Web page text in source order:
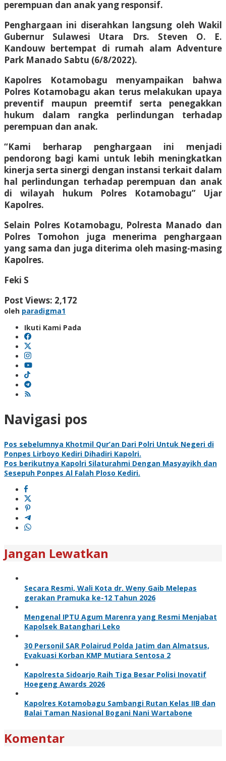
perempuan dan anak yang responsif.
Penghargaan ini diserahkan langsung oleh Wakil
Gubernur Sulawesi Utara Drs. Steven O. E.
Kandouw bertempat di rumah alam Adventure
Park Manado Sabtu (6/8/2022).
Kapolres Kotamobagu menyampaikan bahwa
Polres Kotamobagu akan terus melakukan upaya
preventif maupun preemtif serta penegakkan
hukum dalam rangka perlindungan terhadap
perempuan dan anak.
“Kami berharap penghargaan ini menjadi
pendorong bagi kami untuk lebih meningkatkan
kinerja serta sinergi dengan instansi terkait dalam
hal perlindungan terhadap perempuan dan anak
di wilayah hukum Polres Kotamobagu” Ujar
Kapolres.
Selain Polres Kotamobagu, Polresta Manado dan
Polres Tomohon juga menerima penghargaan
yang sama dan juga diterima oleh masing-masing
Kapolres.
Feki S
Post Views: 2,172
oleh paradigma1
Ikuti Kami Pada
Navigasi pos
Pos sebelumnya Khotmil Qur’an Dari Polri Untuk Negeri di
Ponpes Lirboyo Kediri Dihadiri Kapolri.
Pos berikutnya Kapolri Silaturahmi Dengan Masyayikh dan
Sesepuh Ponpes Al Falah Ploso Kediri.
Jangan Lewatkan
Secara Resmi, Wali Kota dr. Weny Gaib Melepas
gerakan Pramuka ke-12 Tahun 2026
Mengenal IPTU Agum Marenra yang Resmi Menjabat
Kapolsek Batanghari Leko
30 Personil SAR Polairud Polda Jatim dan Almatsus,
Evakuasi Korban KMP Mutiara Sentosa 2
Kapolresta Sidoarjo Raih Tiga Besar Polisi Inovatif
Hoegeng Awards 2026
Kapolres Kotamobagu Sambangi Rutan Kelas IIB dan
Balai Taman Nasional Bogani Nani Wartabone
Komentar